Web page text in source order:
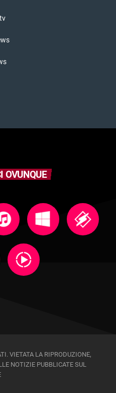
OVUNQUE
VIETATA LA RIPRODUZIONE,
NOTIZIE PUBBLICATE SUL